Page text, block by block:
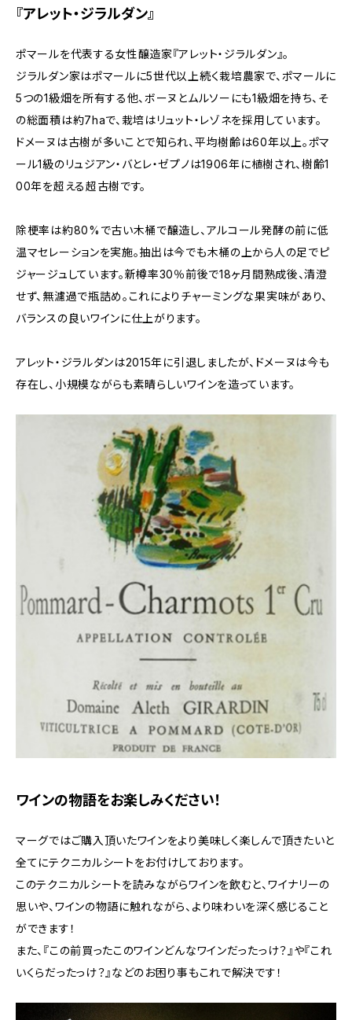
『アレット・ジラルダン』
ポマールを代表する女性醸造家『アレット・ジラルダン』。
ジラルダン家はポマールに5世代以上続く栽培農家で、ポマールに
5つの1級畑を所有する他、ボーヌとムルソーにも1級畑を持ち、そ
の総面積は約7haで、栽培はリュット・レゾネを採用しています。
ドメーヌは古樹が多いことで知られ、平均樹齢は60年以上。ポマ
ール1級のリュジアン・バとレ・ゼプノは1906年に植樹され、樹齢1
00年を超える超古樹です。
除梗率は約80%で古い木桶で醸造し、アルコール発酵の前に低
温マセレーションを実施。抽出は今でも木桶の上から人の足でピ
ジャージュしています。新樽率30％前後で18ヶ月間熟成後、清澄
せず、無濾過で瓶詰め。これによりチャーミングな果実味があり、
バランスの良いワインに仕上がります。
アレット・ジラルダンは2015年に引退しましたが、ドメーヌは今も
存在し、小規模ながらも素晴らしいワインを造っています。
ワインの物語をお楽しみください！
マーグではご購入頂いたワインをより美味しく楽しんで頂きたいと
全てにテクニカルシートをお付けしております。
このテクニカルシートを読みながらワインを飲むと、ワイナリーの
思いや、ワインの物語に触れながら、より味わいを深く感じること
ができます！
また、『この前買ったこのワインどんなワインだったっけ？』や『これ
いくらだったっけ？』などのお困り事もこれで解決です！